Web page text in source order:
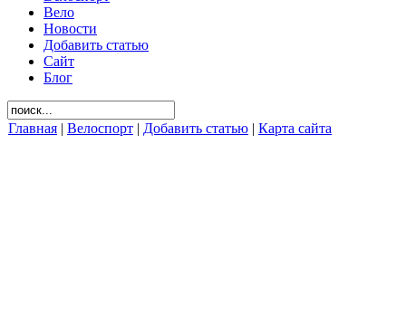
Вело
Новости
Добавить статью
Сайт
Блог
Главная | Велоспорт | Добавить статью | Карта сайта